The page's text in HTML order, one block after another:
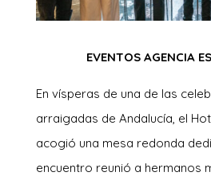
EVENTOS AGENCIA
En vísperas de una de las
arraigadas de Andalucía, el
acogió una mesa redonda
encuentro reunió a hermanos